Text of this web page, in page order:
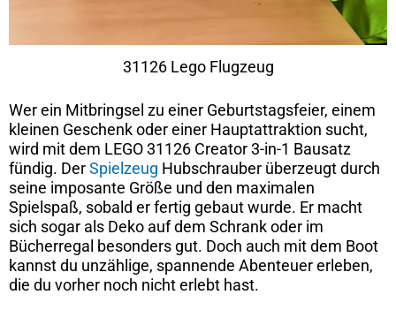
31126 Lego Flugzeug
Wer ein Mitbringsel zu einer Geburtstagsfeier, einem
kleinen Geschenk oder einer Hauptattraktion sucht,
wird mit dem LEGO 31126 Creator 3-in-1 Bausatz
fündig. DerSpielzeug Hubschrauber überzeugt durch
seine imposante Größe und den maximalen
Spielspaß, sobald er fertig gebaut wurde. Er macht
sich sogar als Deko auf dem Schrank oder im
Bücherregal besonders gut. Doch auch mit dem Boot
kannst du unzählige, spannende Abenteuer erleben,
die du vorher noch nicht erlebt hast.